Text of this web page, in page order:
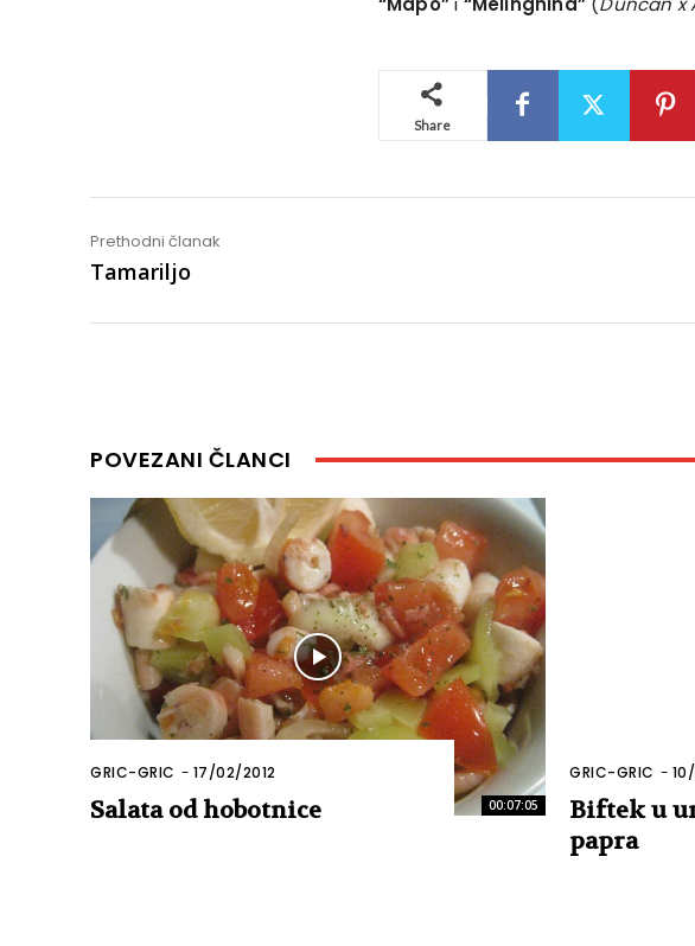
Share
Prethodni članak
Tamariljo
POVEZANI ČLANCI
00:07:05
GRIC-GRIC - 17/02/2012
Salata od hobotnice
GRIC-GRIC -
Biftek u
papra